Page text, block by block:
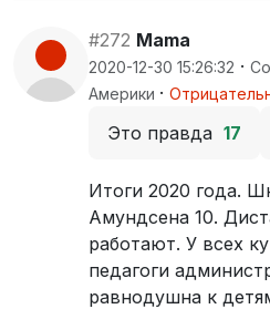
#272 Mama
2020-12-30 15:26:32 ·
Америки ·
Это правда 17
Итоги 2020 года.
Амундсена 10.
работают. У всех
педагоги
равнодушна к